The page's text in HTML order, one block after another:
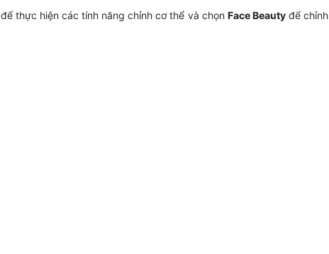
để thực hiện các tính năng chỉnh cơ thể và chọn Face Beautyđể chỉnh